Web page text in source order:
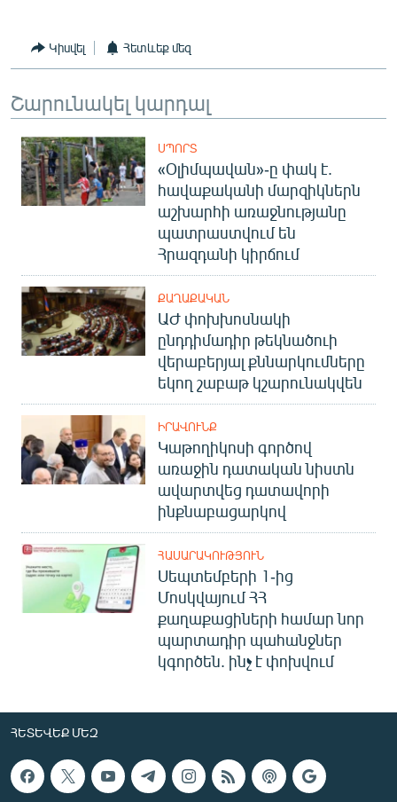
Русский
ՀԵՏԵՎԵՔ ՄԵԶ
«Ազատության» բոլոր կայքերը
Կիսվել Հետևեք մեզ
Շարունակել կարդալ
ՍՊՈՐՏ
«Օլիմպավան»-ը փակ է.
հավաքականի մարզիկներն
աշխարհի առաջնությանը
պատրաստվում են
Հրազդանի կիրճում
ՔԱՂԱՔԱԿԱՆ
ԱԺ փոխխոսնակի
ընդդիմադիր թեկնածուի
վերաբերյալ քննարկումները
եկող շաբաթ կշարունակվեն
ԻՐԱՎՈՒՆՔ
Կաթողիկոսի գործով
առաջին դատական նիստն
ավարտվեց դատավորի
ինքնաբացարկով
ՀԱՍԱՐԱԿՈՒԹՅՈՒՆ
Սեպտեմբերի 1-ից
Մոսկվայում ՀՀ
քաղաքացիների համար նոր
պարտադիր պահանջներ
կգործեն. ինչ է փոխվում
ՀԵՏԵՎԵՔ ՄԵԶ